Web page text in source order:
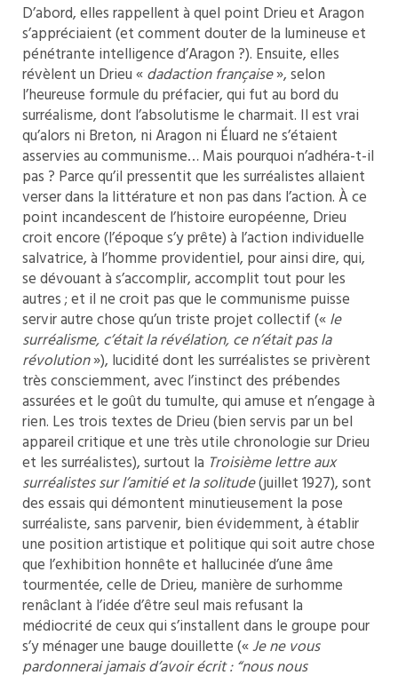
D’abord, elles rappellent à quel point Drieu et Aragon
s’appréciaient (et comment douter de la lumineuse et
pénétrante intelligence d’Aragon ?). Ensuite, elles
révèlent un Drieu «dadaction française», selon
l’heureuse formule du préfacier, qui fut au bord du
surréalisme, dont l’absolutisme le charmait. Il est vrai
qu’alors ni Breton, ni Aragon ni Éluard ne s’étaient
asservies au communisme… Mais pourquoi n’adhéra-t-il
pas ? Parce qu’il pressentit que les surréalistes allaient
verser dans la littérature et non pas dans l’action. À ce
point incandescent de l’histoire européenne, Drieu
croit encore (l’époque s’y prête) à l’action individuelle
salvatrice, à l’homme providentiel, pour ainsi dire, qui,
se dévouant à s’accomplir, accomplit tout pour les
autres ; et il ne croit pas que le communisme puisse
servir autre chose qu’un triste projet collectif («le
surréalisme, c’était la révélation, ce n’était pas la
révolution»), lucidité dont les surréalistes se privèrent
très consciemment, avec l’instinct des prébendes
assurées et le goût du tumulte, qui amuse et n’engage à
rien. Les trois textes de Drieu (bien servis par un bel
appareil critique et une très utile chronologie sur Drieu
et les surréalistes), surtout la Troisième lettre aux
surréalistes sur l’amitié et la solitude(juillet 1927), sont
des essais qui démontent minutieusement la pose
surréaliste, sans parvenir, bien évidemment, à établir
une position artistique et politique qui soit autre chose
que l’exhibition honnête et hallucinée d’une âme
tourmentée, celle de Drieu, manière de surhomme
renâclant à l’idée d’être seul mais refusant la
médiocrité de ceux qui s’installent dans le groupe pour
s’y ménager une bauge douillette («Je ne vous
pardonnerai jamais d’avoir écrit : “nous nous